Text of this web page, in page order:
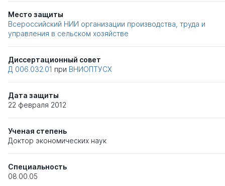
Место защиты
Всероссийский НИИ организации производства, труда и
управления в сельском хозяйстве
Диссертационный совет
Д 006.032.01 при ВНИОПТУСХ
Дата защиты
22 февраля 2012
Ученая степень
Доктор экономических наук
Специальность
08.00.05